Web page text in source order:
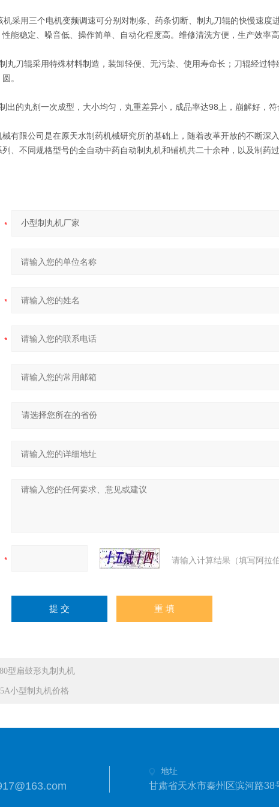
机采用三个电机变频调速可分别对制条、药条切断、制丸刀辊的快慢速度
能稳定、噪音低、操作简单、自动化程度高。维修清洗方便，生产效率
丸刀辊采用特殊材料制造，装卸轻便、无污染、使用寿命长；刀辊经过
。
出的丸剂一次成型，大小均匀，丸重差异小，成品率达98上，崩解好，
限公司是在原天水制药机械研究所的基础上，随着改革开放的不断深
、不同规格型号的全自动中药自动制丸机和铺机共二十余种，以及制药
请输入计算结果（填写阿拉
型扁鼓形丸制丸机
小型制丸机价格
地址
甘肃省天水市秦州区滨河路38